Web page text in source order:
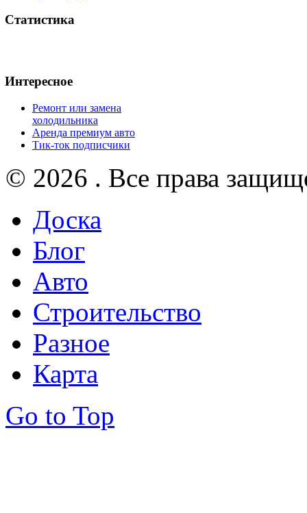
Статистика
Интересное
Ремонт или замена
холодильника
Аренда премиум авто
Тик-ток подписчики
© 2026 . Все права
Доска
Блог
Авто
Строительство
Разное
Карта
Go to Top